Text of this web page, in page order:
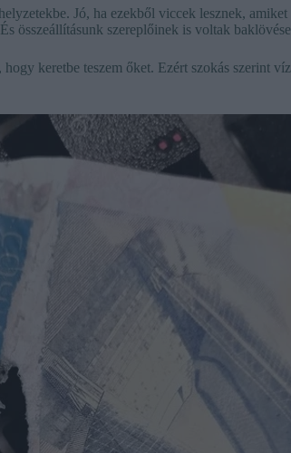
Jó, ha ezekből viccek lesznek,
összeállításunk szereplőinek is voltak
keretbe teszem őket. Ezért szokás szerint